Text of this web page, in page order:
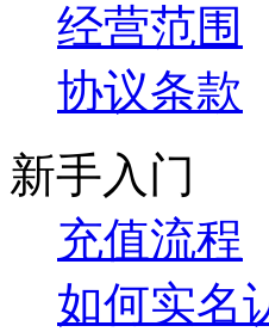
经营范围
协议条款
新手入门
充值流程
如何实名